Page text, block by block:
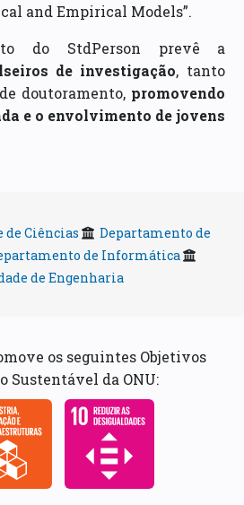
and Empirical Models”.
do StdPerson prevê a
de investigação, tanto
doutoramento, promovendo
e o envolvimento de jovens
de Ciências
Departamento de
de Informática
de Engenharia
os seguintes Objetivos
Sustentável da ONU: